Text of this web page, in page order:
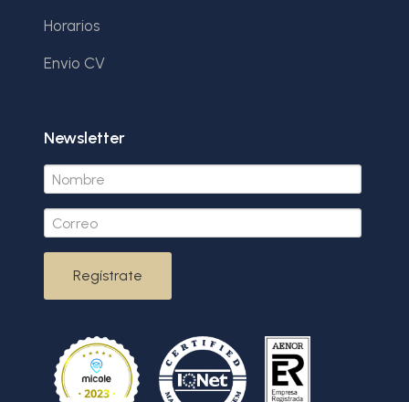
Horarios
Envio CV
Newsletter
Regístrate